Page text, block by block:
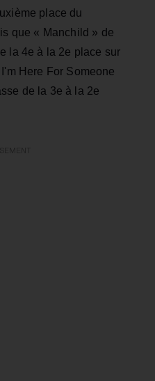
place du
que « Manchild » de
la 4e à la 2e place sur
Here For Someone
de la 3e à la 2e